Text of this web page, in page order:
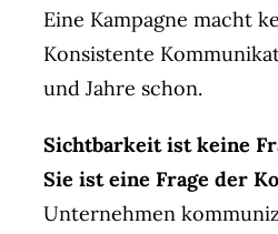
Eine Kampagne macht
Konsistente
und Jahre schon.
Sichtbarkeit ist keine
Sie ist eine Frage der
Unternehmen